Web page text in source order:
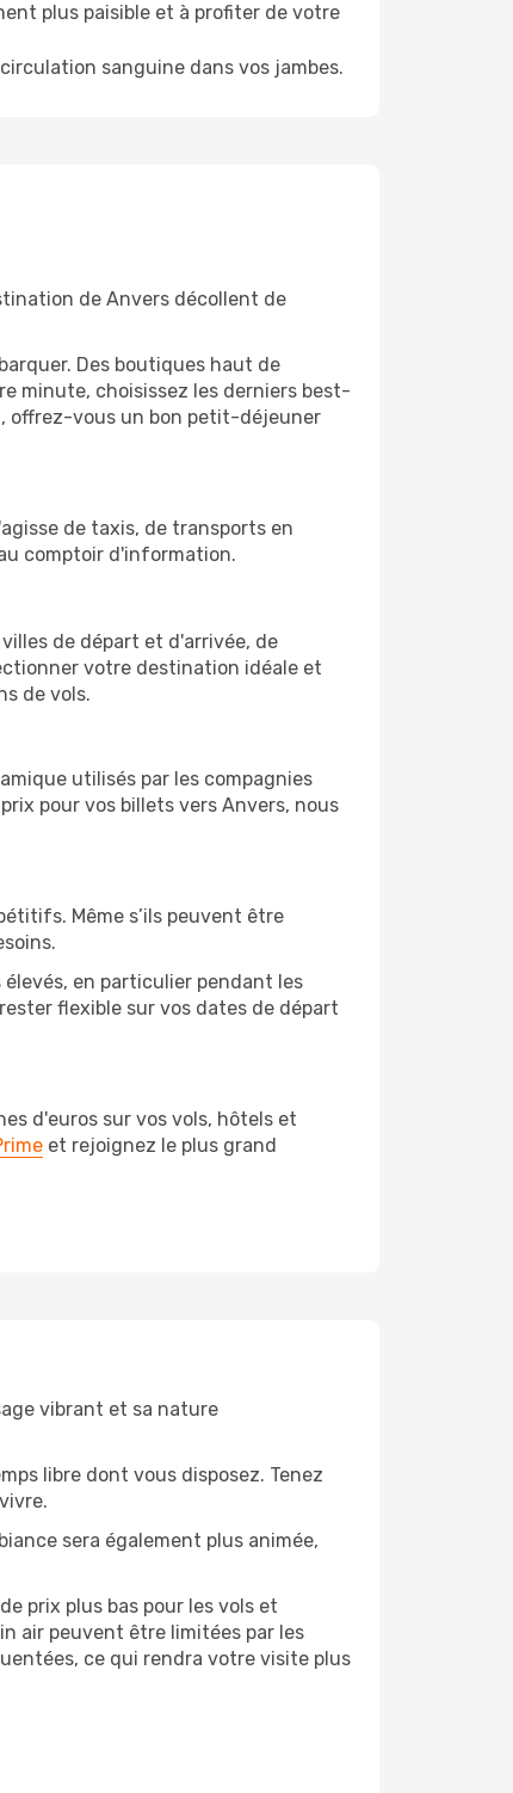
plus paisible et à profiter de votre
sanguine dans vos jambes.
de Anvers décollent de
Des boutiques haut de
minute, choisissez les derniers best-
offrez-vous un bon petit-déjeuner
de taxis, de transports en
comptoir d'information.
de départ et d'arrivée, de
votre destination idéale et
de vols.
utilisés par les compagnies
pour vos billets vers Anvers, nous
Même s’ils peuvent être
en particulier pendant les
flexible sur vos dates de départ
d'euros sur vos vols, hôtels et
et rejoignez le plus grand
vibrant et sa nature
libre dont vous disposez. Tenez
sera également plus animée,
prix plus bas pour les vols et
air peuvent être limitées par les
ce qui rendra votre visite plus